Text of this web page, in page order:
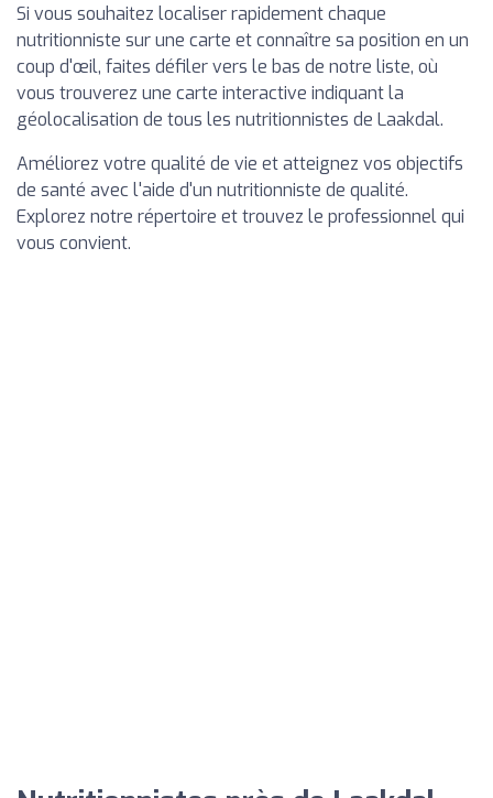
Si vous souhaitez localiser rapidement chaque
nutritionniste sur une carte et connaître sa position en un
coup d'œil, faites défiler vers le bas de notre liste, où
vous trouverez une carte interactive indiquant la
géolocalisation de tous les nutritionnistes de Laakdal.
Améliorez votre qualité de vie et atteignez vos objectifs
de santé avec l'aide d'un nutritionniste de qualité.
Explorez notre répertoire et trouvez le professionnel qui
vous convient.